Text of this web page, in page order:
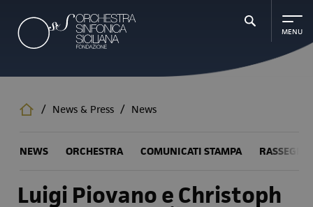
contenuto
principale
/ News & Press / News
NEWS ORCHESTRA COMUNICATI STAMPA
Luigi Piovano e Christoph